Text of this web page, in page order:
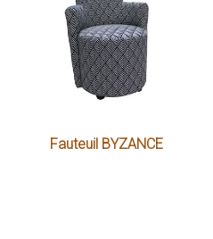
Fauteuil BYZANCE